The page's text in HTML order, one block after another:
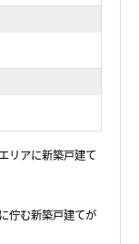
リアに新築戸建て
佇む新築戸建てが